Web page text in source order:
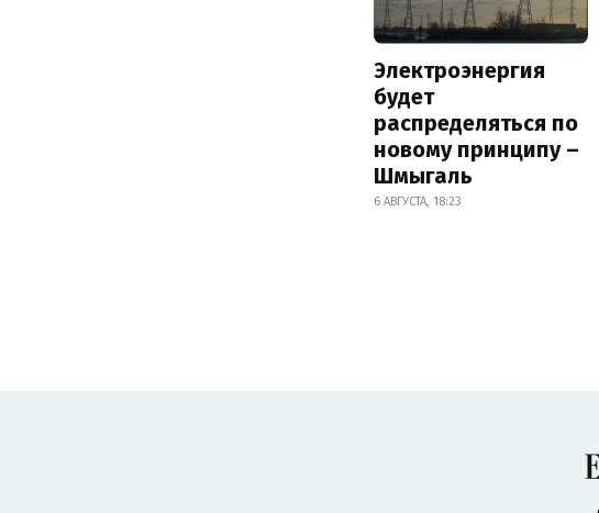
Электроэнергия
будет
распределяться по
новому принципу –
Шмыгаль
6 АВГУСТА, 18:23